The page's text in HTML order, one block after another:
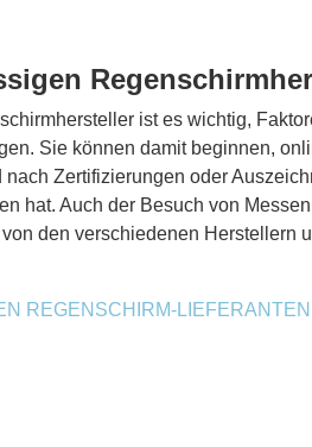
ist es wichtig,
Sie können damit beginnen,
Zertifizierungen oder
hat. Auch der Besuch von
den verschiedenen Herstellern
REGENSCHIRM-LIEFERANTEN